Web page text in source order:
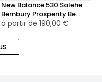
New Balance 530 Salehe
Bembury Prosperity Be
The Prize
à partir de 190,00 €